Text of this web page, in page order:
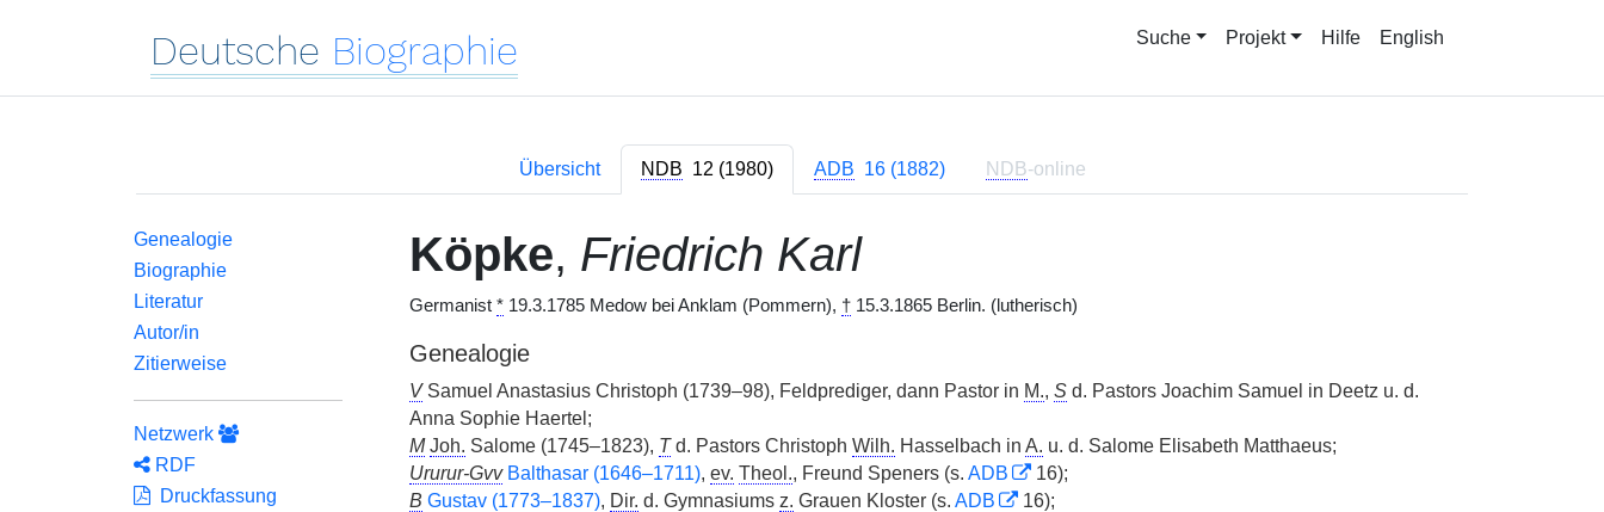
Deutsche Biographie Suche Projekt Hilfe English
Übersicht NDB 12 (1980) ADB 16 (1882) NDB-online
Genealogie
Biographie
Literatur
Autor/in
Zitierweise
Netzwerk
RDF
Druckfassung
Köpke, Friedrich Karl
Germanist *19.3.1785 Medow bei Anklam (Pommern), †15.3.1865 Berlin. (lutherisch)
Genealogie
VSamuel Anastasius Christoph (1739–98), Feldprediger, dann Pastor in M., Sd. Pastors Joachim Samuel in Deetz u. d.
Anna Sophie Haertel;
M Joh. Salome (1745–1823), Td. Pastors Christoph Wilh. Hasselbach in A. u. d. Salome Elisabeth Matthaeus;
Ururur-Gvv Balthasar (1646–1711), ev. Theol., Freund Speners (s. ADB
16);
B Gustav (1773–1837), Dir. d. Gymnasiums z. Grauen Kloster (s. ADB
16);